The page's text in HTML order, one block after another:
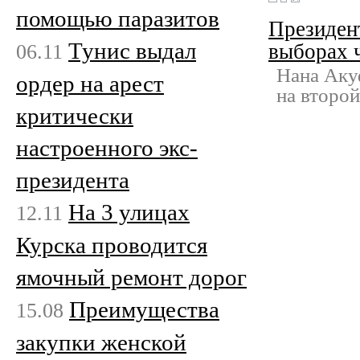
выборах
Нана
на
помощью паразитов
06.11 Тунис выдал
ордер на арест
критически
настроенного экс-
президента
12.11 На 3 улицах
Курска проводится
ямочный ремонт дорог
15.08 Преимущества
закупки женской